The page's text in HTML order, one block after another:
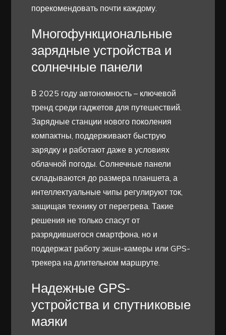
порекомендовать почти каждому.
Многофункциональные
зарядные устройства и
солнечные панели
В 2025 году автономность – ключевой
тренд среди гаджетов для путешествий.
Зарядные станции нового поколения
компактны, поддерживают быструю
зарядку и работают даже в условиях
облачной погоды. Солнечные панели
складываются до размера планшета, а
интеллектуальные чипы регулируют ток,
защищая технику от перегрева. Такие
решения не только спасут от
разрядившегося смартфона, но и
поддержат работу экшн-камеры или GPS-
трекера на длительном маршруте.
Надежные GPS-
устройства и спутниковые
маяки